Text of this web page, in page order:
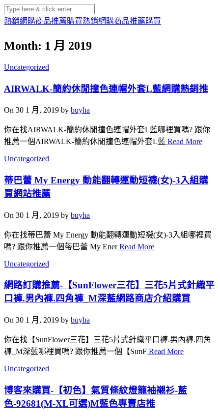
熱銷網購商品推薦購買熱銷網購商品推薦購買
Month: 1 月 2019
Uncategorized
AIRWALK-簡約休閒撞色連帽外套L藍網購熱銷推
On 30 1 月, 2019 by buyha
你在找AIRWALK-簡約休閒撞色連帽外套L藍哪裡買嗎? 跟你
推薦一個AIRWALK-簡約休閒撞色連帽外套L藍 Read More
Uncategorized
蒂巴蕾 My Energy 動能翻轉運動短襪(女)-3入組購
買網站推薦
On 30 1 月, 2019 by buyha
你在找蒂巴蕾 My Energy 動能翻轉運動短襪(女)-3入組哪裡買
嗎? 跟你推薦一個蒂巴蕾 My Ener Read More
Uncategorized
網路訂購推薦-【SunFlower三花】三花5片式針織平
口褲.男內褲.四角褲_M深藍網路商店介紹購買
On 30 1 月, 2019 by buyha
你在找【SunFlower三花】三花5片式針織平口褲.男內褲.四角
褲_M深藍哪裡買嗎? 跟你推薦一個【SunF Read More
Uncategorized
博客來購買-【初色】氣質條紋燈籠袖襯衫-藍
色-92681(M-XL可選)M藍色專賣店推